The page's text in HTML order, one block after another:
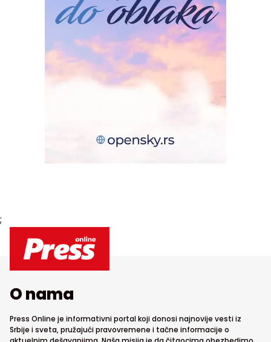
;
O nama
Press Online je informativni portal koji donosi najnovije vesti iz
Srbije i sveta, pružajući pravovremene i tačne informacije o